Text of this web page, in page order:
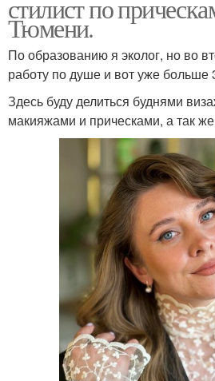
стилист по
Тюмени.
По образованию я эколог, но во
работу по душе и вот уже больше
Здесь буду делиться буднями
макияжами и прическами, а так